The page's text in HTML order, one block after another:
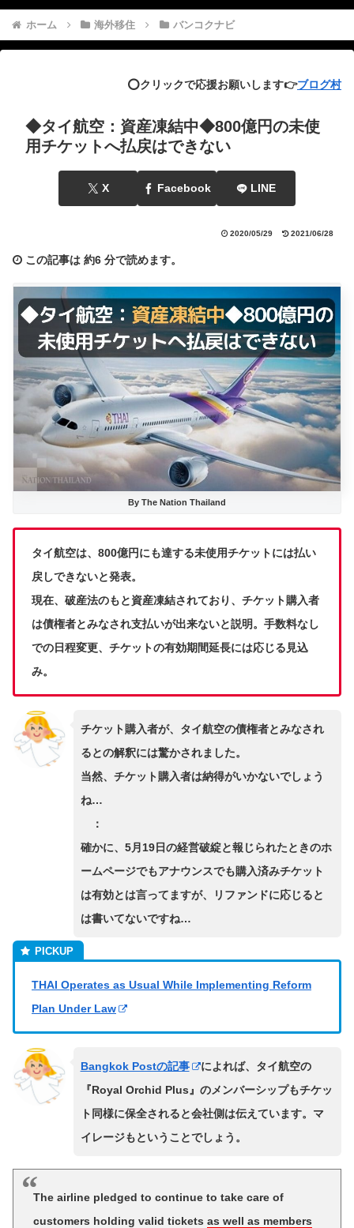
ホーム 海外移住 バンコクナビ
⭕️クリックで応援お願いします👉ブログ村
◆タイ航空：資産凍結中◆800億円の未使
用チケットへ払戻はできない
X Facebook LINE
2020/05/29 2021/06/28
この記事は 約6 分で読めます。
By The Nation Thailand
タイ航空は、800億円にも達する未使用チケットには払い
戻しできないと発表。
現在、破産法のもと資産凍結されており、チケット購入者
は債権者とみなされ支払いが出来ないと説明。手数料なし
での日程変更、チケットの有効期間延長には応じる見込
み。
チケット購入者が、タイ航空の債権者とみなされ
るとの解釈には驚かされました。
当然、チケット購入者は納得がいかないでしょう
ね…
：
確かに、5月19日の経営破綻と報じられたときのホ
ームページでもアナウンスでも購入済みチケット
は有効とは言ってますが、リファンドに応じると
は書いてないですね…
THAI Operates as Usual While Implementing Reform
Plan Under Law
Bangkok Postの記事
によれば、タイ航空の
『Royal Orchid Plus』のメンバーシップもチケッ
ト同様に保全されると会社側は伝えています。マ
イレージもということでしょう。
The airline pledged to continue to take care of
customers holding valid ticketsas well as members